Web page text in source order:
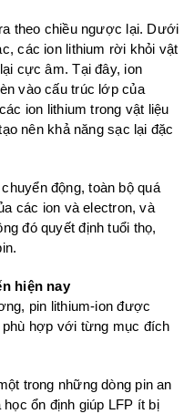
theo chiều ngược lại. Dưới
các ion lithium rời khỏi vật
cực âm. Tại đây, ion
vào cấu trúc lớp của
ion lithium trong vật liệu
nên khả năng sạc lại đặc
động, toàn bộ quá
các ion và electron, và
đó quyết định tuổi thọ,
hiện nay
pin lithium-ion được
phù hợp với từng mục đích
trong những dòng pin an
ổn định giúp LFP ít bị